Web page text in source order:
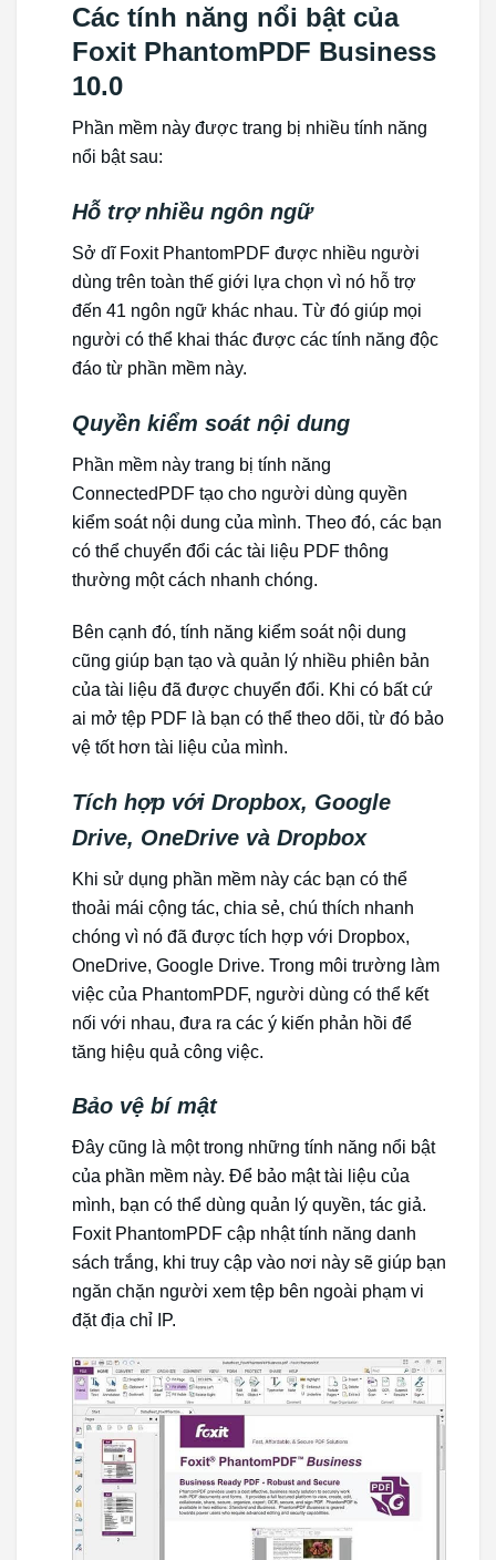
Các tính năng nổi bật của
Foxit PhantomPDF Business
10.0
Phần mềm này được trang bị nhiều tính năng
nổi bật sau:
Hỗ trợ nhiều ngôn ngữ
Sở dĩ Foxit PhantomPDF được nhiều người
dùng trên toàn thế giới lựa chọn vì nó hỗ trợ
đến 41 ngôn ngữ khác nhau. Từ đó giúp mọi
người có thể khai thác được các tính năng độc
đáo từ phần mềm này.
Quyền kiểm soát nội dung
Phần mềm này trang bị tính năng
ConnectedPDF tạo cho người dùng quyền
kiểm soát nội dung của mình. Theo đó, các bạn
có thể chuyển đổi các tài liệu PDF thông
thường một cách nhanh chóng.
Bên cạnh đó, tính năng kiểm soát nội dung
cũng giúp bạn tạo và quản lý nhiều phiên bản
của tài liệu đã được chuyển đổi. Khi có bất cứ
ai mở tệp PDF là bạn có thể theo dõi, từ đó bảo
vệ tốt hơn tài liệu của mình.
Tích hợp với Dropbox, Google
Drive, OneDrive và Dropbox
Khi sử dụng phần mềm này các bạn có thể
thoải mái cộng tác, chia sẻ, chú thích nhanh
chóng vì nó đã được tích hợp với Dropbox,
OneDrive, Google Drive. Trong môi trường làm
việc của PhantomPDF, người dùng có thể kết
nối với nhau, đưa ra các ý kiến phản hồi để
tăng hiệu quả công việc.
Bảo vệ bí mật
Đây cũng là một trong những tính năng nổi bật
của phần mềm này. Để bảo mật tài liệu của
mình, bạn có thể dùng quản lý quyền, tác giả.
Foxit PhantomPDF cập nhật tính năng danh
sách trắng, khi truy cập vào nơi này sẽ giúp bạn
ngăn chặn người xem tệp bên ngoài phạm vi
đặt địa chỉ IP.